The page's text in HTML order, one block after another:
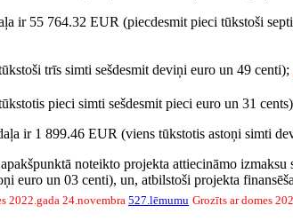
ir 55 764.32 EUR (piecdesmit pieci tūkstoši
trīs simti sešdesmit deviņi euro un 49 centi);
pieci simti sešdesmit pieci euro un 31
ir 1 899.46 EUR (viens tūkstotis astoņi simti
noteikto projekta attiecināmo
euro un 03 centi), un, atbilstoši projekta
2022.gada 24.novembra 527.lēmumu Grozīts ar domes